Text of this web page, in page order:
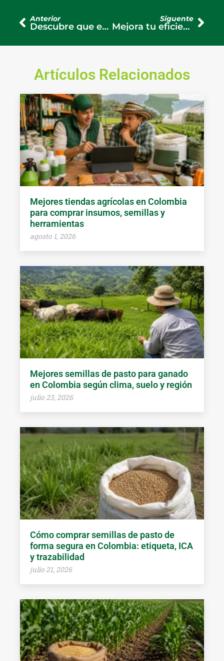
AntAnterior
Descubre que es un silo para ganado
Siguente
Mejora tu eficiencia con una ensiladora manual
Artículos Relacionados
Mejores tiendas agrícolas en Colombia
para comprar insumos, semillas y
herramientas
agosto 1, 2026
Mejores semillas de pasto para ganado
en Colombia según clima, suelo y región
julio 23, 2026
Cómo comprar semillas de pasto de
forma segura en Colombia: etiqueta, ICA
y trazabilidad
julio 21, 2026